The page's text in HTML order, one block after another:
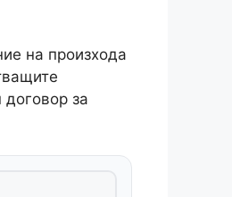
на произхода
за